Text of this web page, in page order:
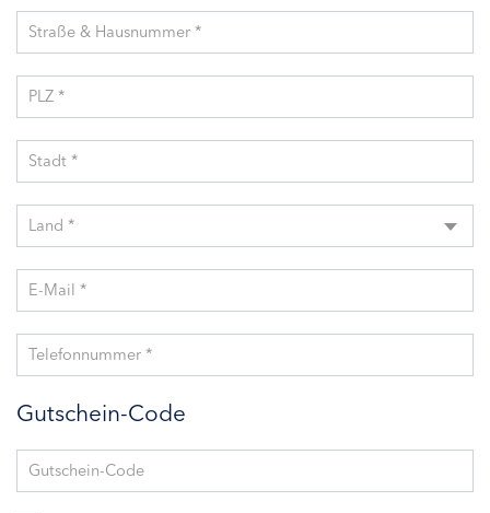
Straße & Hausnummer *
PLZ *
Stadt *
Land *
E-Mail *
Telefonnummer *
Gutschein-Code
Gutschein-Code